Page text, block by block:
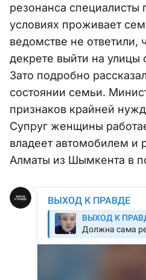
резонанса специалисты
условиях проживает
ведомстве не ответили,
декрете выйти на улицы
Зато подробно
состоянии семьи.
признаков крайней
Супруг женщины
владеет автомобилем и
Алматы из Шымкента в